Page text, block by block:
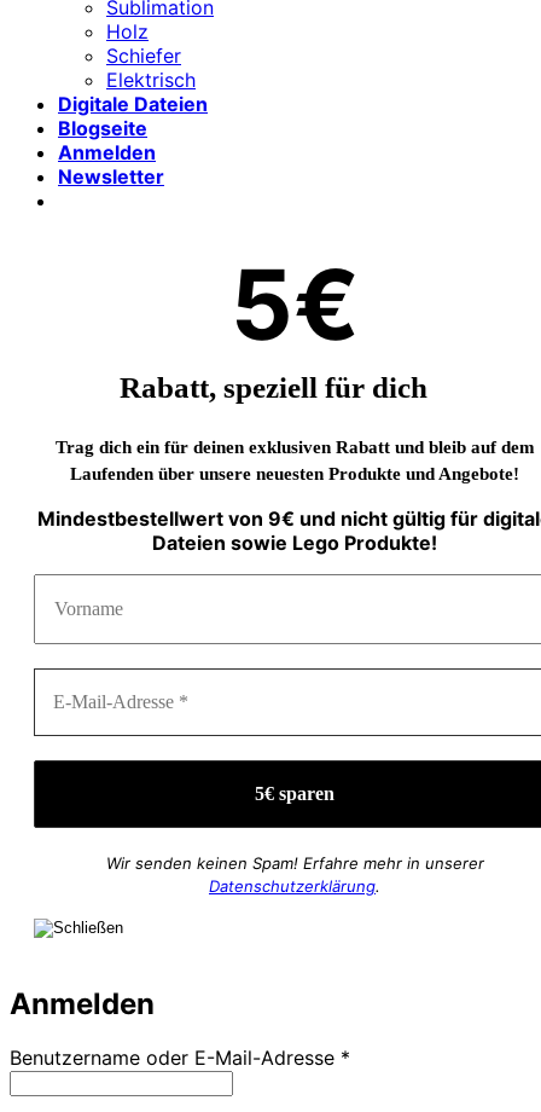
Sublimation
Holz
Schiefer
Elektrisch
Digitale Dateien
Blogseite
Anmelden
Newsletter
5€
Rabatt, speziell für dich
Trag dich ein für deinen exklusiven Rabatt und bleib auf dem
Laufenden über unsere neuesten Produkte und Angebote!
Mindestbestellwert von 9€ und nicht gültig für
Dateien sowie Lego Produkte!
Wir senden keinen Spam! Erfahre mehr in unserer
Datenschutzerklärung.
Anmelden
Benutzername oder E-Mail-Adresse *